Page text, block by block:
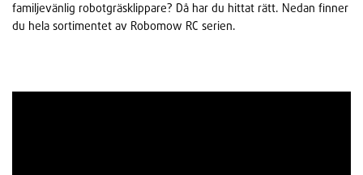
familjevänlig robotgräsklippare? Då har du hittat rätt. Nedan finner
du hela sortimentet av Robomow RC serien.